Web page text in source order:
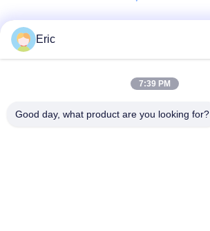
4G LTE เราเตอร์
Eric
7:39 PM
Good day, what product are you looking for?